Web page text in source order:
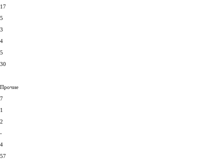
17
5
3
4
5
30
Прочие
7
1
2
-
4
57